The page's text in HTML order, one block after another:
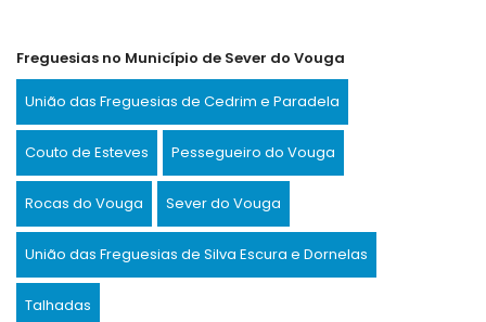
Freguesias no Município de Sever do Vouga
União das Freguesias de Cedrim e Paradela
Couto de Esteves Pessegueiro do Vouga
Rocas do Vouga Sever do Vouga
União das Freguesias de Silva Escura e Dornelas
Talhadas